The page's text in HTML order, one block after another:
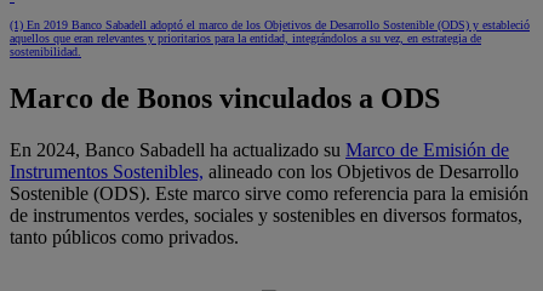
(1) En 2019 Banco Sabadell adoptó el marco de los Objetivos de Desarrollo Sostenible (ODS) y estableció
aquellos que eran relevantes y prioritarios para la entidad, integrándolos a su vez, en estrategia de
sostenibilidad.
Marco de Bonos vinculados a ODS
En 2024, Banco Sabadell ha actualizado su Marco de Emisión de
Instrumentos Sostenibles, alineado con los Objetivos de Desarrollo
Sostenible (ODS). Este marco sirve como referencia para la emisión
de instrumentos verdes, sociales y sostenibles en diversos formatos,
tanto públicos como privados.